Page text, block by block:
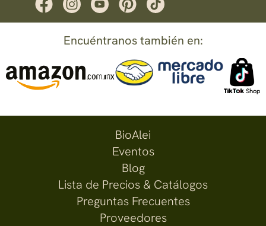
Encuéntranos también en:
BioAlei
Eventos
Blog
Lista de Precios & Catálogos
Preguntas Frecuentes
Proveedores